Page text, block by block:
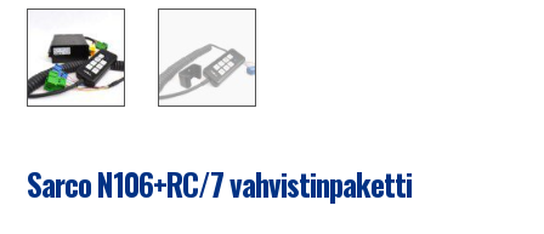
Sarco N106+RC/7 vahvistinpaketti